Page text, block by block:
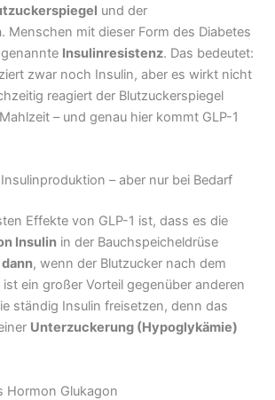
und der
. Menschen mit dieser Form des Diabetes
Insulinresistenz. Das bedeutet:
zwar noch Insulin, aber es wirkt nicht
reagiert der Blutzuckerspiegel
– und genau hier kommt GLP-1
– aber nur bei Bedarf
Effekte von GLP-1 ist, dass es die
Insulin in der Bauchspeicheldrüse
, wenn der Blutzucker nach dem
ein großer Vorteil gegenüber anderen
ständig Insulin freisetzen, denn das
Unterzuckerung (Hypoglykämie)
Hormon Glukagon